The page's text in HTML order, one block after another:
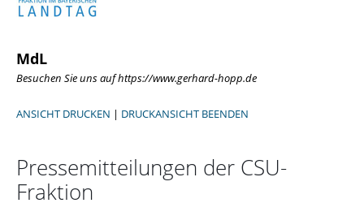
MdL
Besuchen Sie uns auf https://www.gerhard-hopp.de
ANSICHT DRUCKEN | DRUCKANSICHT BEENDEN
Pressemitteilungen der CSU-
Fraktion